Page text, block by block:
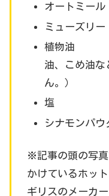
オートミー
ミューズリ
植物油 大
油、こめ油な
ん。）
塩 一
シナモンパ
※記事の頭の写
かけているホッ
ギリスのメーカ